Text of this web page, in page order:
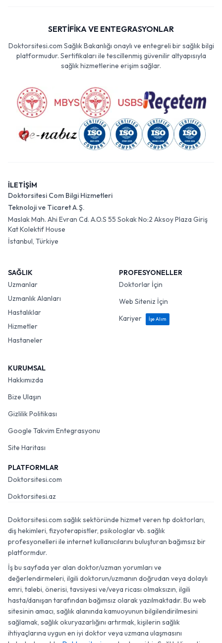
SERTİFİKA VE ENTEGRASYONLAR
Doktorsitesi.com Sağlık Bakanlığı onaylı ve entegreli bir sağlık bilgi
platformudur. Sertifikaları ile tescillenmiş güvenilir altyapısıyla
sağlık hizmetlerine erişim sağlar.
İLETİŞİM
Doktorsitesi Com Bilgi Hizmetleri
Teknoloji ve Ticaret A.Ş.
Maslak Mah. Ahi Evran Cd. A.O.S 55 Sokak No:2 Aksoy Plaza Giriş
Kat Kolektif House
İstanbul, Türkiye
SAĞLIK
Uzmanlar
Uzmanlık Alanları
Hastalıklar
Hizmetler
Hastaneler
PROFESYONELLER
Doktorlar İçin
Web Siteniz İçin
Kariyer
İşe Alım
KURUMSAL
Hakkımızda
Bize Ulaşın
Gizlilik Politikası
Google Takvim Entegrasyonu
Site Haritası
PLATFORMLAR
Doktorsitesi.com
Doktorsitesi.az
Doktorsitesi.com sağlık sektöründe hizmet veren tıp doktorları,
diş hekimleri, fizyoterapistler, psikologlar vb. sağlık
profesyonelleri ile internet kullanıcılarını buluşturan bağımsız bir
platformdur.
İş bu sayfada yer alan doktor/uzman yorumları ve
değerlendirmeleri, ilgili doktorun/uzmanın doğrudan veya dolaylı
emri, talebi, önerisi, tavsiyesi ve/veya ricası olmaksızın, ilgili
hasta/danışan tarafından bağımsız olarak yazılmaktadır. Bu web
sitesinin amacı, sağlık alanında kamuoyunun bilgilendirilmesini
sağlamak, sağlık okuryazarlığını artırmak, kişilerin sağlık
ihtiyaçlarına uygun en iyi doktor veya uzmana ulaşmasını